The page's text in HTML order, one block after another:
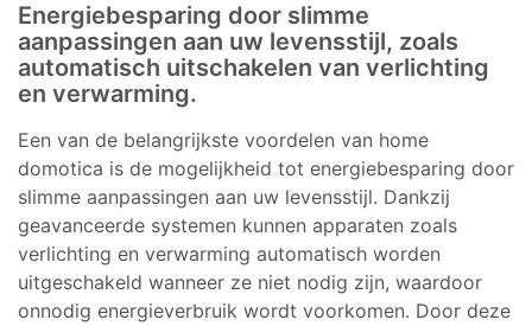
Energiebesparing door slimme
aanpassingen aan uw levensstijl, zoals
automatisch uitschakelen van verlichting
en verwarming.
Een van de belangrijkste voordelen van home
domotica is de mogelijkheid tot energiebesparing door
slimme aanpassingen aan uw levensstijl. Dankzij
geavanceerde systemen kunnen apparaten zoals
verlichting en verwarming automatisch worden
uitgeschakeld wanneer ze niet nodig zijn, waardoor
onnodig energieverbruik wordt voorkomen. Door deze